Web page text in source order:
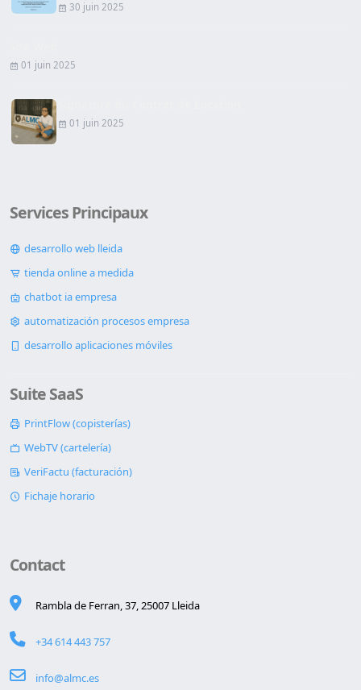
30 juin 2025
01 juin 2025
01 juin 2025
Services Principaux
desarrollo web lleida
tienda online a medida
chatbot ia empresa
automatización procesos empresa
desarrollo aplicaciones móviles
Suite SaaS
PrintFlow (copisterías)
WebTV (cartelería)
VeriFactu (facturación)
Fichaje horario
Contact
Rambla de Ferran, 37, 25007 Lleida
+34 614 443 757
info@almc.es